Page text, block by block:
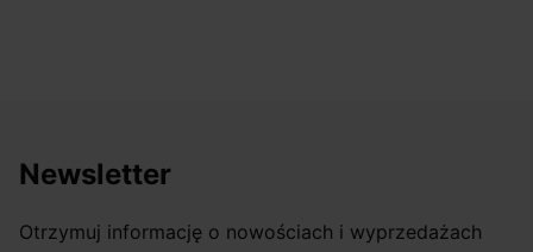
Newsletter
Otrzymuj informację o nowościach i wyprzedażach